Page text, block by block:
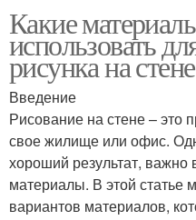
Какие
использовать
рисунка на стене
Введение
Рисование на стене – это
свое жилище или офис.
хороший результат,
материалы. В этой статье
вариантов материалов,